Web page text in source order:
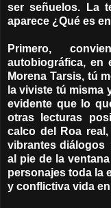
ser señuelos. La
aparece ¿Qué es
Primero,
autobiográfica, en
Morena Tarsis, tú
la viviste tú misma
evidente que lo
otras lecturas
calco del Roa
vibrantes diálogos
al pie de la
personajes toda la
y conflictiva vida